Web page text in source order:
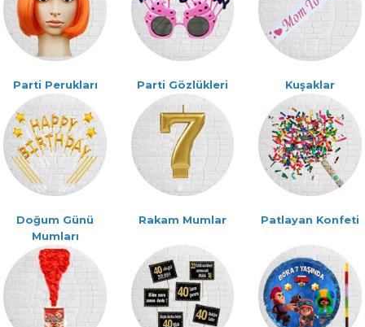
Parti Perukları Parti Gözlükleri Kuşaklar
Doğum Günü
Mumları
Rakam Mumlar Patlayan Konfeti